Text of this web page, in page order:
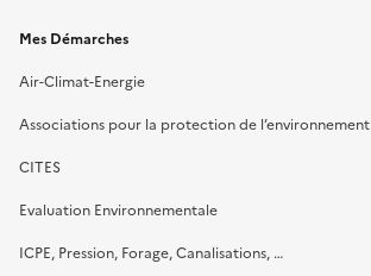
Mes Démarches
Air-Climat-Energie
Associations pour la protection de l’environnement
CITES
Evaluation Environnementale
ICPE, Pression, Forage, Canalisations, …